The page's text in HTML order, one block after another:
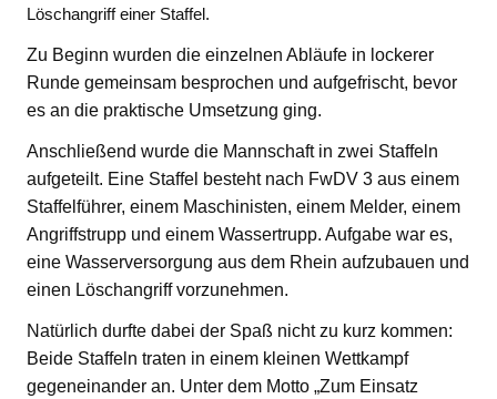
Löschangriff einer Staffel.
Zu Beginn wurden die einzelnen Abläufe in lockerer
Runde gemeinsam besprochen und aufgefrischt, bevor
es an die praktische Umsetzung ging.
Anschließend wurde die Mannschaft in zwei Staffeln
aufgeteilt. Eine Staffel besteht nach FwDV 3 aus einem
Staffelführer, einem Maschinisten, einem Melder, einem
Angriffstrupp und einem Wassertrupp. Aufgabe war es,
eine Wasserversorgung aus dem Rhein aufzubauen und
einen Löschangriff vorzunehmen.
Natürlich durfte dabei der Spaß nicht zu kurz kommen:
Beide Staffeln traten in einem kleinen Wettkampf
gegeneinander an. Unter dem Motto „Zum Einsatz